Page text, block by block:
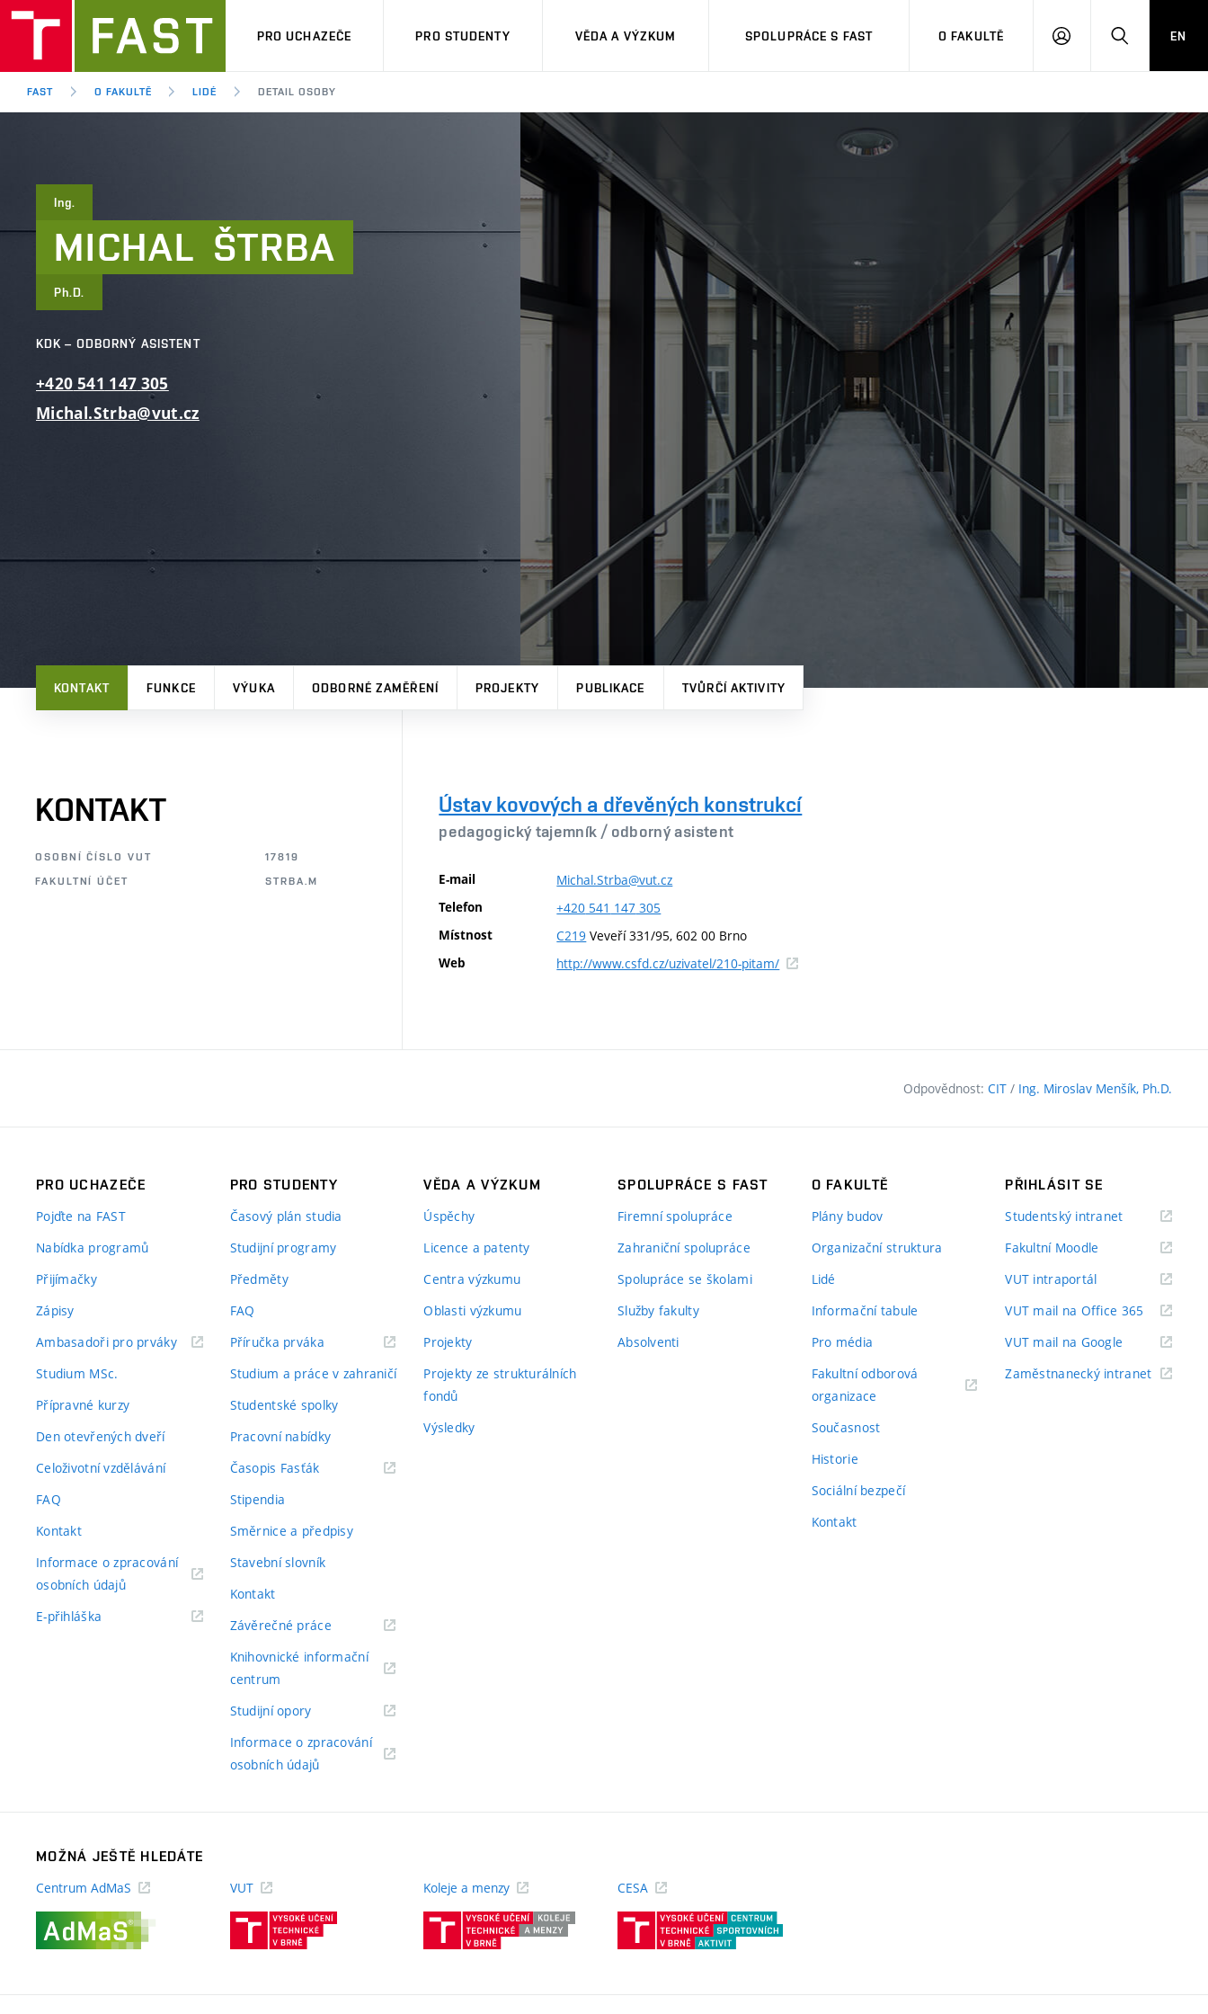
PRO UCHAZEČE PRO STUDENTY VĚDA A VÝZKUM SPOLUPRÁCE S FAST O FAKULTĚ
PŘIHLÁSITHLEDAT
EN
FAST O FAKULTĚ LIDÉ DETAIL OSOBY
Ing.
MICHAL ŠTRBA
Ph.D.
KDK – ODBORNÝ ASISTENT
+420 541 147 305
Michal.Strba@vut.cz
KONTAKT FUNKCE VÝUKA ODBORNÉ ZAMĚŘENÍ PROJEKTY PUBLIKACE TVŮRČÍ AKTIVITY
KONTAKT
OSOBNÍ ČÍSLO VUT
17819
FAKULTNÍ ÚČET
STRBA.M
Ústav kovových a dřevěných konstrukcí
pedagogický tajemník / odborný asistent
E-mail Michal.Strba@vut.cz
Telefon +420 541 147 305
Místnost C219 Veveří 331/95, 602 00 Brno
Web http://www.csfd.cz/uzivatel/210-pitam/(externí
Odpovědnost: CIT / Ing. Miroslav Menšík, Ph.D.
PRO UCHAZEČE
Pojďte na FAST
Nabídka programů
Přijímačky
Zápisy
Ambasadoři pro prváky(externí
Studium MSc.
Přípravné kurzy
Den otevřených dveří
Celoživotní vzdělávání
FAQ
Kontakt
Informace o zpracování
osobních údajů(externí
E-přihláška
PRO STUDENTY
Časový plán studia
Studijní programy
Předměty
FAQ
Příručka prváka(externí
Studium a práce v zahraničí
Studentské spolky
Pracovní nabídky
Časopis Fasťák(externí
Stipendia
Směrnice a předpisy
Stavební slovník
Kontakt
Závěrečné práce(externí
Knihovnické informační
centrum
Studijní opory(externí
Informace o zpracování
osobních údajů(externí
VĚDA A VÝZKUM
Úspěchy
Licence a patenty
Centra výzkumu
Oblasti výzkumu
Projekty
Projekty ze strukturálních
fondů
Výsledky
SPOLUPRÁCE S FAST
Firemní spolupráce
Zahraniční spolupráce
Spolupráce se školami
Služby fakulty
Absolventi
O FAKULTĚ
Plány budov
Organizační struktura
Lidé
Informační tabule
Pro média
Fakultní odborová
organizace
Současnost
Historie
Sociální bezpečí
Kontakt
PŘIHLÁSIT SE
Studentský intranet(externí
Fakultní Moodle
VUT intraportál(externí
VUT mail na Office 365 (externí
VUT mail na Google (externí
Zaměstnanecký intranet(externí
MOŽNÁ JEŠTĚ HLEDÁTE
Centrum AdMaS
VUT
(externí
Koleje a menzy
(externí
CESA